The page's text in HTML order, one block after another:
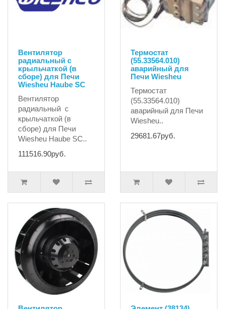
Вентилятор
радиальный с
крыльчаткой (в
сборе) для Печи
Wiesheu Haube SC
Вентилятор
радиальный с
крыльчаткой (в
сборе) для Печи
Wiesheu Haube SC..
111516.90руб.
Термостат
(55.33564.010)
аварийный для
Печи Wiesheu
Термостат
(55.33564.010)
аварийный для Печи
Wiesheu..
29681.67руб.